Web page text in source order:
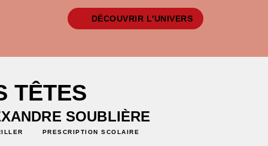
DÉCOUVRIR L'UNIVERS
TÊTES
SOUBLIÈRE
PRESCRIPTION SCOLAIRE